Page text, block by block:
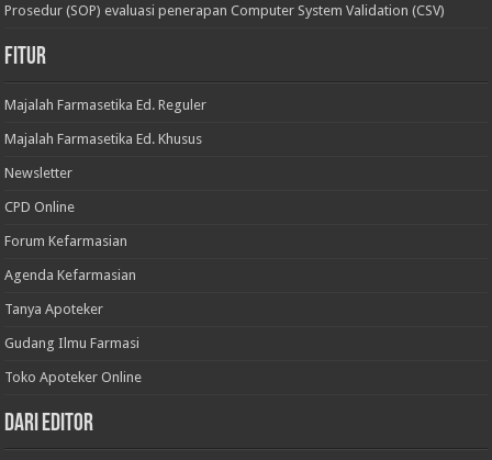
Prosedur (SOP) evaluasi penerapan Computer System Validation (CSV)
Fitur
Majalah Farmasetika Ed. Reguler
Majalah Farmasetika Ed. Khusus
Newsletter
CPD Online
Forum Kefarmasian
Agenda Kefarmasian
Tanya Apoteker
Gudang Ilmu Farmasi
Toko Apoteker Online
Dari Editor